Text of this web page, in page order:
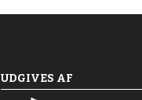
UDGIVES AF